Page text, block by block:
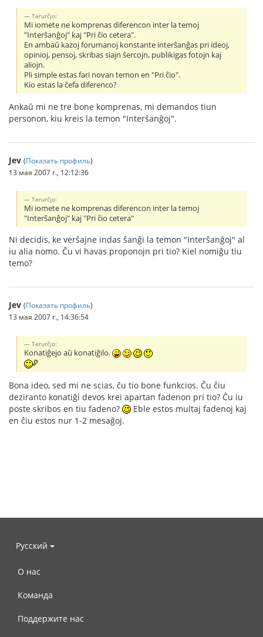
Terurĉjo:
Mi iomete ne komprenas diferencon inter la temoj
"Interŝanĝoj" kaj "Pri ĉio cetera".
En ambaŭ kazoj forumanoj konstante interŝanĝas pri ideoj,
opinioj, pensoj, skribas siajn ŝercojn, publikigas fotojn kaj
aliojn.
Pli simple estas fari novan temon en "Pri ĉio".
Kio estas la ĉefa diferenco?
Ankaŭ mi ne tre bone komprenas, mi demandos tiun
personon, kiu kreis la temon "Interŝanĝoj".
Jev (Показать профиль)
13 мая 2007 г., 12:12:36
Terurĉjo:
Mi iomete ne komprenas diferencon inter la temoj
"Interŝanĝoj" kaj "Pri ĉio cetera"
Ni decidis, ke verŝajne indas ŝanĝi la temon "Interŝanĝoj" al
iu alia nomo. Ĉu vi havas proponojn pri tio? Kiel nomiĝu tiu
temo?
Jev (Показать профиль)
13 мая 2007 г., 14:36:54
Terurĉjo:
Konatiĝejo aŭ konatiĝilo.
Bona ideo, sed mi ne scias, ĉu tio bone funkcios. Ĉu ĉiu
deziranto konatiĝi devos krei apartan fadenon pri tio? Ĉu iu
poste skribos en tiu fadeno?
Eble estos multaj fadenoj kaj
en ĉiu estos nur 1-2 mesaĝoj.
Русский
О нас
Команда
Поддержите нас